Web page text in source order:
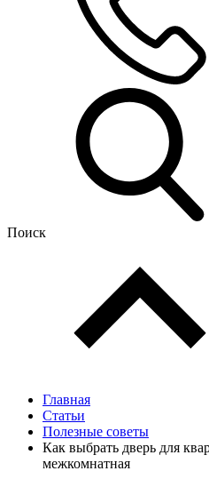
Поиск
Главная
Статьи
Полезные советы
Как выбрать дверь для
межкомнатная